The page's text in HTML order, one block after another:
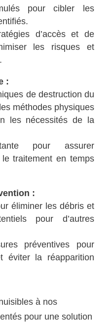
pour cibler les
d’accès et de
les risques et
:
de destruction du
méthodes physiques
les nécessités de la
pour assurer
le traitement en temps
:
éliminer les débris et
pour d’autres
préventives pour
éviter la réapparition
à nos
pour une solution